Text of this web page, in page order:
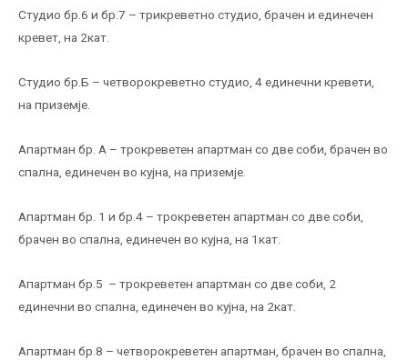
Студио бр.6 и бр.7 – трикреветно студио, брачен и единечен
кревет, на 2кат.
Студио бр.Б – четворокреветно студио, 4 единечни кревети,
на приземје.
Апартман бр. А – трокреветен апартман со две соби, брачен во
спална, единечен во кујна, на приземје.
Апартман бр. 1 и бр.4 – трокреветен апартман со две соби,
брачен во спална, единечен во кујна, на 1кат.
Апартман бр.5 – трокреветен апартман со две соби, 2
единечни во спална, единечен во кујна, на 2кат.
Апартман бр.8 – четворокреветен апартман, брачен во спална,